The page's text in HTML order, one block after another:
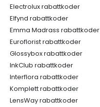
Electrolux rabattkoder
Elfynd rabattkoder
Emma Madrass rabattkoder
Euroflorist rabattkoder
Glossybox rabattkoder
InkClub rabattkoder
Interflora rabattkoder
Komplett rabattkoder
LensWay rabattkoder